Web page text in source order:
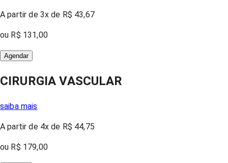
A partir de 3x de R$ 43,67
ou R$ 131,00
Agendar
CIRURGIA VASCULAR
saiba mais
A partir de 4x de R$ 44,75
ou R$ 179,00